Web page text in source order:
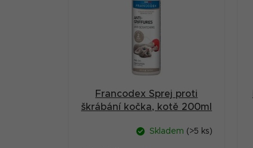
Francodex Sprej proti
škrábání kočka, kotě 200ml
Skladem (>5 ks)